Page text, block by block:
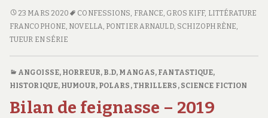
LA
MARELLE
HOPSCOTCH
23 MARS 2020 CONFESSIONS FRANCE GROS KIFF, LITTÉRATURE
FRANCOPHONE NOVELLA PONTIER ARNAULD, SCHIZOPHRÈNE
TUEUR EN SÉRIE
ANGOISSE, HORREUR, B.D, MANGAS, FANTASTIQUE,
HISTORIQUE, HUMOUR, POLARS, THRILLERS , SCIENCE FICTION
Bilan de feignasse – 2019